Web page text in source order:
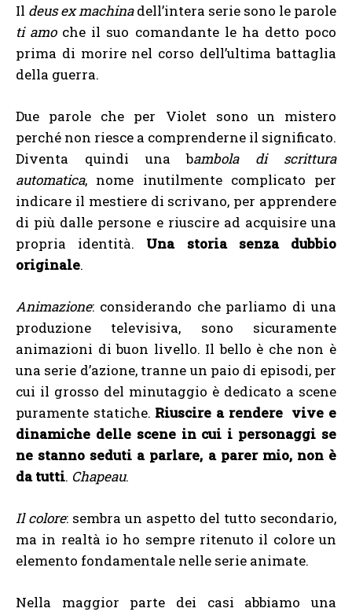
Il deus ex machinadell’intera serie sono le parole
ti amoche il suo comandante le ha detto poco
prima di morire nel corso dell’ultima battaglia
della guerra.
Due parole che per Violet sono un mistero
perché non riesce a comprenderne il significato.
Diventa quindi una bambola di scrittura
automatica, nome inutilmente complicato per
indicare il mestiere di scrivano, per apprendere
di più dalle persone e riuscire ad acquisire una
propria identità. Una storia senza dubbio
originale.
Animazione: considerando che parliamo di una
produzione televisiva, sono sicuramente
animazioni di buon livello. Il bello è che non è
una serie d’azione, tranne un paio di episodi, per
cui il grosso del minutaggio è dedicato a scene
puramente statiche. Riuscire a rendere vive e
dinamiche delle scene in cui i personaggi se
ne stanno seduti a parlare, a parer mio, non è
da tutti. Chapeau.
Il colore: sembra un aspetto del tutto secondario,
ma in realtà io ho sempre ritenuto il colore un
elemento fondamentale nelle serie animate.
Nella maggior parte dei casi abbiamo una